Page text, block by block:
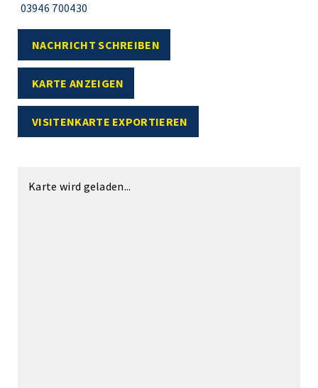
03946 700430
NACHRICHT SCHREIBEN
KARTE ANZEIGEN
VISITENKARTE EXPORTIEREN
Karte wird geladen...